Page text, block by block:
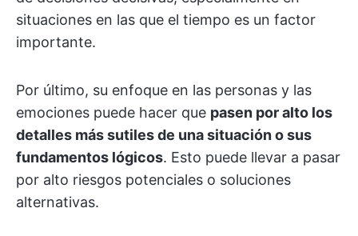
situaciones en las que el tiempo es un factor
importante.
Por último, su enfoque en las personas y las
emociones puede hacer que pasen por alto los
detalles más sutiles de una situación o sus
fundamentos lógicos. Esto puede llevar a pasar
por alto riesgos potenciales o soluciones
alternativas.